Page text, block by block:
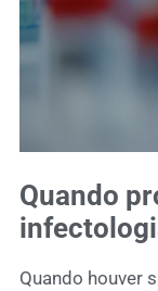
Quando
Quando houver